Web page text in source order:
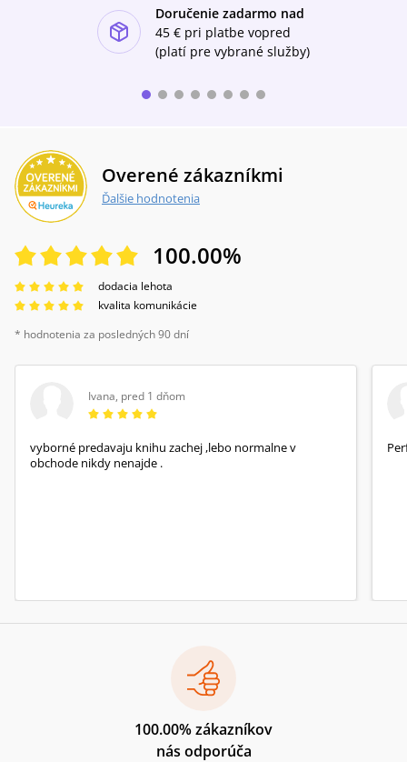
Doručenie zadarmo nad
45 € pri platbe vopred
(platí pre vybrané služby)
Overené zákazníkmi
Ďalšie hodnotenia
100.00%
dodacia lehota
kvalita komunikácie
* hodnotenia za posledných 90 dní
Ivana, pred 1 dňom
vyborné predavaju knihu zachej ,lebo normalne v
obchode nikdy nenajde .
100.00% zákazníkov
nás odporúča